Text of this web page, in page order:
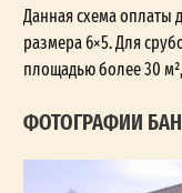
Данная схема оплаты
размера 6×5. Для
площадью более 30
ФОТОГРАФИИ